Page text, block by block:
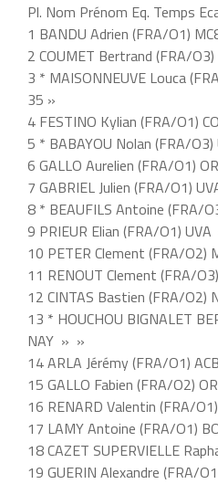
Pl. Nom Prénom Eq. Temps
1 BANDU Adrien (FRA/O1)
2 COUMET Bertrand (FRA/
3 * MAISONNEUVE Louca
35 »
4 FESTINO Kylian (FRA/O1)
5 * BABAYOU Nolan (FRA/
6 GALLO Aurelien (FRA/O1)
7 GABRIEL Julien (FRA/O1)
8 * BEAUFILS Antoine (FRA/
9 PRIEUR Elian (FRA/O1)
10 PETER Clement (FRA/
11 RENOUT Clement (FRA/
12 CINTAS Bastien (FRA/O2)
13 * HOUCHOU BIGNALET
NAY » »
14 ARLA Jérémy (FRA/O1)
15 GALLO Fabien (FRA/O2)
16 RENARD Valentin (FRA/
17 LAMY Antoine (FRA/O1)
18 CAZET SUPERVIELLE
19 GUERIN Alexandre (FRA/